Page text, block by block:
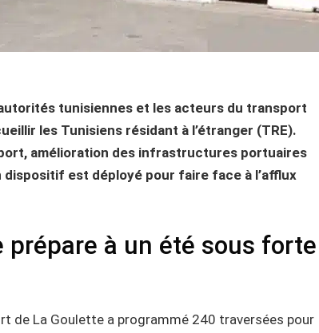
tunisiennes et les acteurs du transport
les Tunisiens résidant à l’étranger (TRE).
amélioration des infrastructures portuaires
est déployé pour faire face à l’afflux
prépare à un été sous forte
de La Goulette a programmé 240 traversées pour